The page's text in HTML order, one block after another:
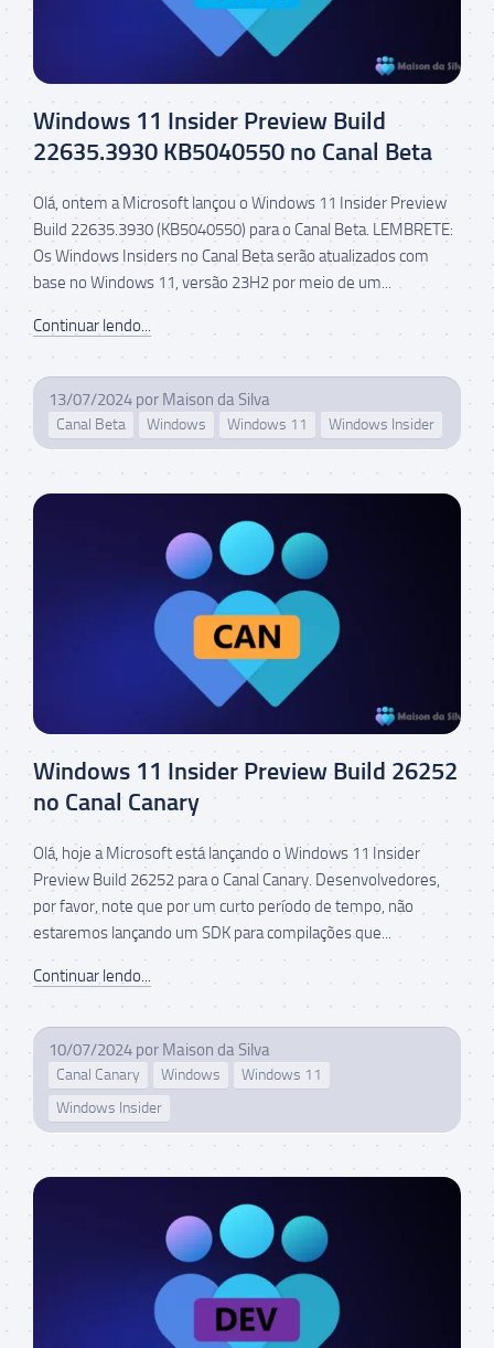
Windows 11 Insider Preview Build
22635.3930 KB5040550 no Canal Beta
Olá, ontem a Microsoft lançou o Windows 11 Insider Preview
Build 22635.3930 (KB5040550) para o Canal Beta. LEMBRETE:
Os Windows Insiders no Canal Beta serão atualizados com
base no Windows 11, versão 23H2 por meio de um...
Continuar lendo...
13/07/2024 por Maison da Silva
Canal Beta Windows Windows 11 Windows Insider
Windows 11 Insider Preview Build 26252
no Canal Canary
Olá, hoje a Microsoft está lançando o Windows 11 Insider
Preview Build 26252 para o Canal Canary. Desenvolvedores,
por favor, note que por um curto período de tempo, não
estaremos lançando um SDK para compilações que...
Continuar lendo...
10/07/2024 por Maison da Silva
Canal Canary Windows
Windows 11
Windows Insider